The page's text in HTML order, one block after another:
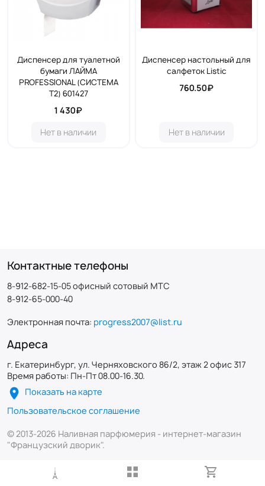
Диспенсер для туалетной
бумаги ЛАЙМА
PROFESSIONAL (СИСТЕМА
Т2) 601427
1 430₽
Нет в наличии
Диспенсер настольный для
салфеток Listic
760.50₽
Нет в наличии
Контактные телефоны
8-912-682-15-05 офисный сотовый МТС
8-912-65-000-40
Электронная почта: progress2007@list.ru
Адреса
г. Екатеринбург, ул. Черняховского 86/2, этаж 2 офис 317
Время работы: Пн-Пт 08.00-16.30.
Показать на карте
Пользовательское соглашение
© 2013-2026 Наливная парфюмерия - интернет-магазин
"Французский дворик".